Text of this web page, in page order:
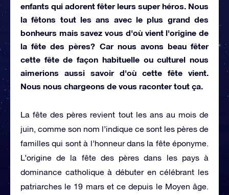
enfants qui adorent fêter leurs super héros. Nous
la fêtons tout les ans avec le plus grand des
bonheurs mais savez vous d'où vient l'origine de
la fête des pères? Car nous avons beau fêter
cette fête de façon habituelle ou culturel nous
aimerions aussi savoir d'où cette fête vient.
Nous nous chargeons de vous raconter tout ça.
La fête des pères revient tout les ans au mois de
juin, comme son nom l’indique ce sont les pères de
familles qui sont à l’honneur dans la fête éponyme.
L’origine de la fête des pères dans les pays à
dominance catholique à débuter en célébrant les
patriarches le 19 mars et ce depuis le Moyen âge.